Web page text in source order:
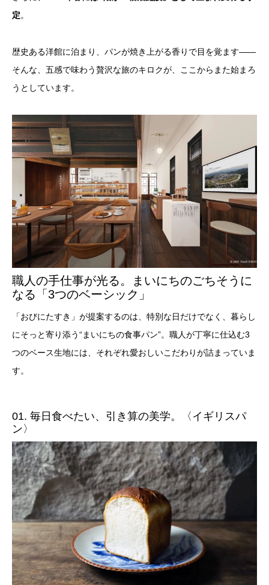
定。
歴史ある洋館に泊まり、パンが焼き上がる香りで目を覚ます――
そんな、五感で味わう贅沢な旅のキロクが、ここからまた始まろ
うとしています。
職人の手仕事が光る。まいにちのごちそうに
なる「3つのベーシック」
「おびにたすき」が提案するのは、特別な日だけでなく、暮らし
にそっと寄り添う“まいにちの食事パン”。職人が丁寧に仕込む3
つのベース生地には、それぞれ愛おしいこだわりが詰まっていま
す。
01. 毎日食べたい、引き算の美学。〈イギリスパ
ン〉